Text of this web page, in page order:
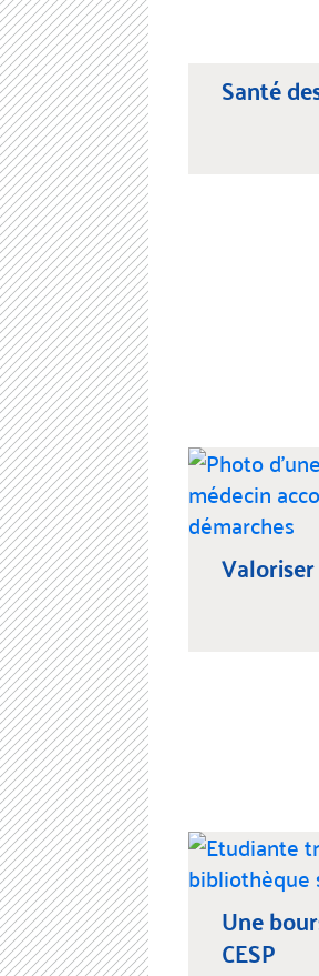
Santé
Une
CESP